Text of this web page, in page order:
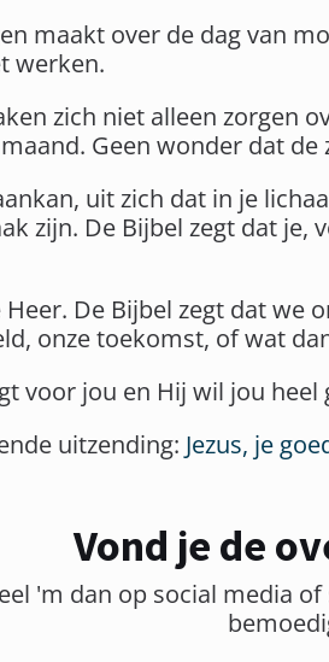
maakt over de dag van
werken.
zich niet alleen zorgen
Geen wonder dat
uit zich dat in je
zijn. De Bijbel zegt dat
De Bijbel zegt dat we
onze toekomst, of wat
voor jou en Hij wil jou
uitzending: Jezus, je
Vond je de
'm dan op social media